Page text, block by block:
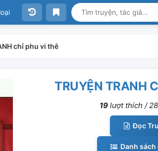
chỉ phu vi thê
TRUYỆN TRANH
19 lượt thích /
Đọc
Danh